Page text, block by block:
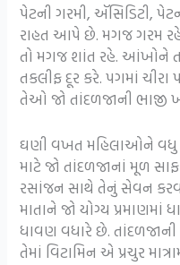
પેટની ગરમી, ઍસિડિટી,
રાહત આપે છે. મગજ ગરમ
તો મગજ શાંત રહે. આંખોને
તકલીફ દૂર કરે. પગમાં ચીરા
તેઓ જો તાંદળજાની ભાજી
ઘણી વખત મહિલાઓને વધુ
માટે જો તાંદળજાનાં મૂળ
રસાંજન સાથે તેનું સેવન
માતાને જો યોગ્ય
ધાવણ વધારે છે. તાંદળજાની
તેમાં વિટામિન એ પ્રચુર